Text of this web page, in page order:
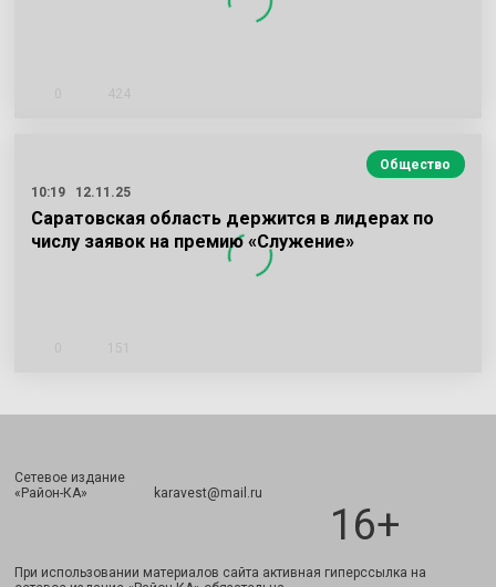
Общество
10:19
12.11.25
Саратовская область держится в лидерах по
числу заявок на премию «Служение»
Сетевое издание
«Район-КА» karavest@mail.ru
16+
При использовании материалов сайта активная гиперссылка на
Подписаться